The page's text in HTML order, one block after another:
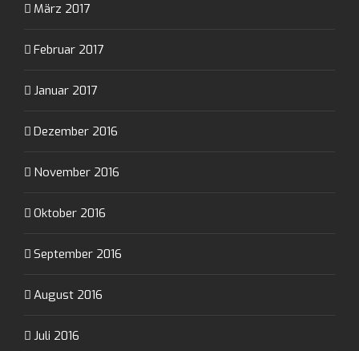
März 2017
Februar 2017
Januar 2017
Dezember 2016
November 2016
Oktober 2016
September 2016
August 2016
Juli 2016